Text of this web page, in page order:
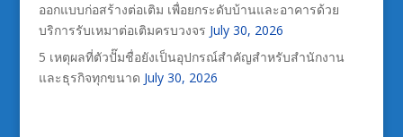
ออกแบบก่อสร้างต่อเติม เพื่อยกระดับบ้านและอาคารด้วย
บริการรับเหมาต่อเติมครบวงจร July 30, 2026
5 เหตุผลที่ตัวปั๊มชื่อยังเป็นอุปกรณ์สำคัญสำหรับสำนักงาน
และธุรกิจทุกขนาด July 30, 2026